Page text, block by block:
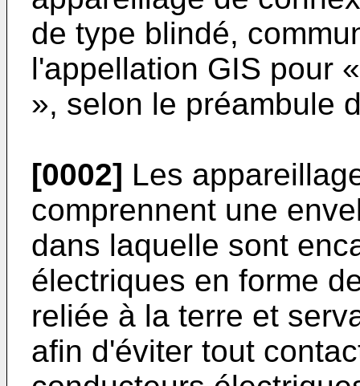
de type blindé,
l'appellation GIS pour
», selon le préambule
[0002] Les
comprennent une
dans laquelle sont
électriques en forme
reliée à la terre et
afin d'éviter tout